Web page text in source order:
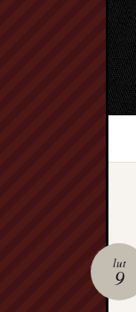
lut
9